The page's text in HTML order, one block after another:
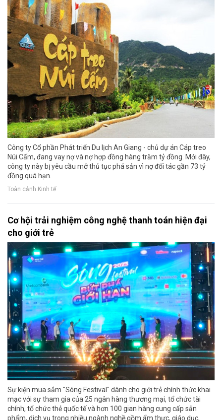
Công ty Cổ phần Phát triển Du lịch An Giang - chủ dự án Cáp treo
Núi Cấm, đang vay nợ và nợ hợp đồng hàng trăm tỷ đồng. Mới đây,
công ty này bị yêu cầu mở thủ tục phá sản vì nợ đối tác gần 73 tỷ
đồng quá hạn.
Toàn cảnh Kinh tế
Cơ hội trải nghiệm công nghệ thanh toán hiện đại
cho giới trẻ
Sự kiện mua sắm "Sóng Festival" dành cho giới trẻ chính thức khai
mạc với sự tham gia của 25 ngân hàng thương mại, tổ chức tài
chính, tổ chức thẻ quốc tế và hơn 100 gian hàng cung cấp sản
phẩm, dịch vụ trong nhiều ngành nghề gồm ẩm thực, giáo dục,